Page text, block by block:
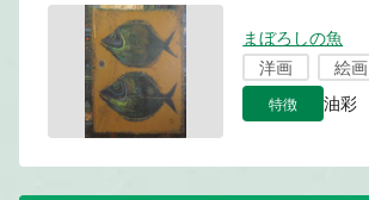
まぼろしの魚
洋画
絵画
特徴 油彩